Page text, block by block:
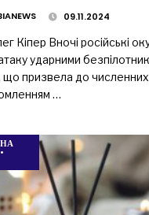
09.11.2024
Кіпер Вночі російські
ударними
призвела до численних
…
•